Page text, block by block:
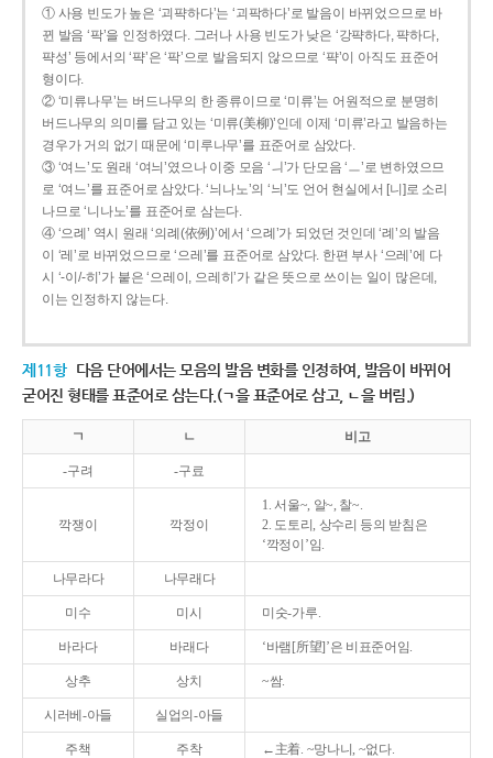
① 사용 빈도가 높은 ‘괴퍅하다’는 ‘괴팍하다’로 발음이 바뀌었으므로 바
뀐 발음 ‘팍’을 인정하였다. 그러나 사용 빈도가 낮은 ‘강퍅하다, 퍅하다,
퍅성’ 등에서의 ‘퍅’은 ‘팍’으로 발음되지 않으므로 ‘퍅’이 아직도 표준어
형이다.
② ‘미류나무’는 버드나무의 한 종류이므로 ‘미류’는 어원적으로 분명히
버드나무의 의미를 담고 있는 ‘미류(美柳)’인데 이제 ‘미류’라고 발음하는
경우가 거의 없기 때문에 ‘미루나무’를 표준어로 삼았다.
③ ‘여느’도 원래 ‘여늬’였으나 이중 모음 ‘ㅢ’가 단모음 ‘ㅡ’로 변하였으므
로 ‘여느’를 표준어로 삼았다. ‘늬나노’의 ‘늬’도 언어 현실에서 [니]로 소리
나므로 ‘니나노’를 표준어로 삼는다.
④ ‘으례’ 역시 원래 ‘의례(依例)’에서 ‘으례’가 되었던 것인데 ‘례’의 발음
이 ‘레’로 바뀌었으므로 ‘으레’를 표준어로 삼았다. 한편 부사 ‘으레’에 다
시 ‘-이/-히’가 붙은 ‘으레이, 으레히’가 같은 뜻으로 쓰이는 일이 많은데,
이는 인정하지 않는다.
제11항 다음 단어에서는 모음의 발음 변화를 인정하여, 발음이 바뀌어
굳어진 형태를 표준어로 삼는다.(ㄱ을 표준어로 삼고, ㄴ을 버림.)
ㄱ ㄴ 비고
-구려 -구료
깍쟁이 깍정이
1. 서울~, 알~, 찰~.
2. 도토리, 상수리 등의 받침은
‘깍정이’임.
나무라다 나무래다
미수 미시 미숫-가루.
바라다 바래다 ‘바램[所望]’은 비표준어임.
상추 상치 ~쌈.
시러베-아들 실업의-아들
주책 주착 ←主着. ~망나니, ~없다.